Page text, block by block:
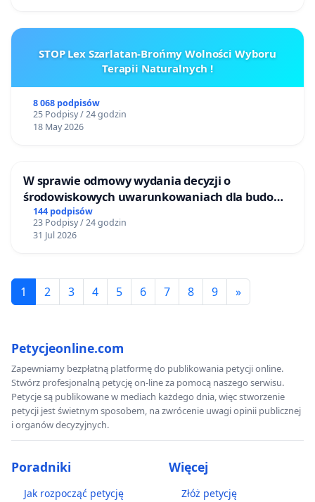
STOP Lex Szarlatan-Brońmy Wolności Wyboru
Terapii Naturalnych !
8 068 podpisów
25 Podpisy / 24 godzin
18 May 2026
W sprawie odmowy wydania decyzji o
środowiskowych uwarunkowaniach dla budowy
zakładu wytwarzania biometanu „Krynki” w
Ostrowiu Południowym oraz ochrony
mieszkańców i Puszczy Knyszyńskiej
144 podpisów
23 Podpisy / 24 godzin
31 Jul 2026
1 2 3 4 5 6 7 8 9 »
Petycjeonline.com
Zapewniamy bezpłatną platformę do publikowania petycji online.
Stwórz profesjonalną petycję on-line za pomocą naszego serwisu.
Petycje są publikowane w mediach każdego dnia, więc stworzenie
petycji jest świetnym sposobem, na zwrócenie uwagi opinii publicznej
i organów decyzyjnych.
Poradniki
Jak rozpocząć petycję
Więcej
Złóż petycję